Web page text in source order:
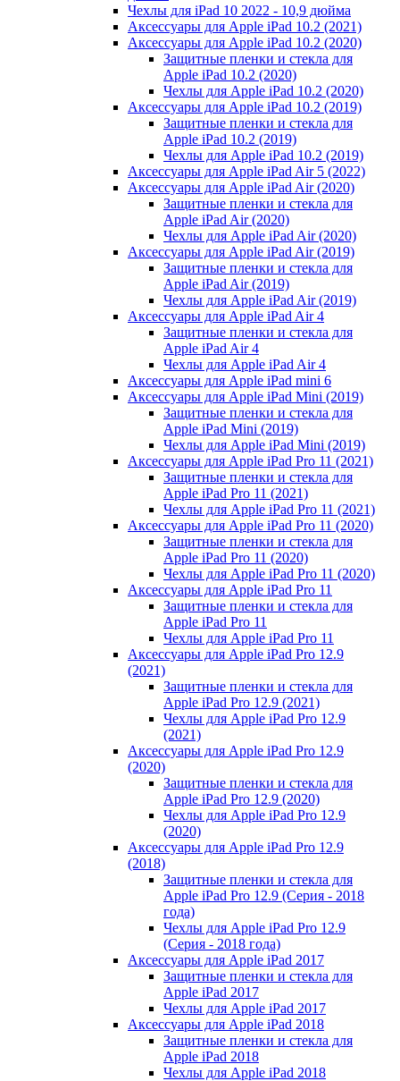
Чехлы для iPad 10 2022 - 10,9 дюйма
Аксессуары для Apple iPad 10.2 (2021)
Аксессуары для Apple iPad 10.2 (2020)
Защитные пленки и стекла для
Apple iPad 10.2 (2020)
Чехлы для Apple iPad 10.2 (2020)
Аксессуары для Apple iPad 10.2 (2019)
Защитные пленки и стекла для
Apple iPad 10.2 (2019)
Чехлы для Apple iPad 10.2 (2019)
Аксессуары для Apple iPad Air 5 (2022)
Аксессуары для Apple iPad Air (2020)
Защитные пленки и стекла для
Apple iPad Air (2020)
Чехлы для Apple iPad Air (2020)
Аксессуары для Apple iPad Air (2019)
Защитные пленки и стекла для
Apple iPad Air (2019)
Чехлы для Apple iPad Air (2019)
Аксессуары для Apple iPad Air 4
Защитные пленки и стекла для
Apple iPad Air 4
Чехлы для Apple iPad Air 4
Аксессуары для Apple iPad mini 6
Аксессуары для Apple iPad Mini (2019)
Защитные пленки и стекла для
Apple iPad Mini (2019)
Чехлы для Apple iPad Mini (2019)
Аксессуары для Apple iPad Pro 11 (2021)
Защитные пленки и стекла для
Apple iPad Pro 11 (2021)
Чехлы для Apple iPad Pro 11 (2021)
Аксессуары для Apple iPad Pro 11 (2020)
Защитные пленки и стекла для
Apple iPad Pro 11 (2020)
Чехлы для Apple iPad Pro 11 (2020)
Аксессуары для Apple iPad Pro 11
Защитные пленки и стекла для
Apple iPad Pro 11
Чехлы для Apple iPad Pro 11
Аксессуары для Apple iPad Pro 12.9
(2021)
Защитные пленки и стекла для
Apple iPad Pro 12.9 (2021)
Чехлы для Apple iPad Pro 12.9
(2021)
Аксессуары для Apple iPad Pro 12.9
(2020)
Защитные пленки и стекла для
Apple iPad Pro 12.9 (2020)
Чехлы для Apple iPad Pro 12.9
(2020)
Аксессуары для Apple iPad Pro 12.9
(2018)
Защитные пленки и стекла для
Apple iPad Pro 12.9 (Серия - 2018
года)
Чехлы для Apple iPad Pro 12.9
(Серия - 2018 года)
Аксессуары для Apple iPad 2017
Защитные пленки и стекла для
Apple iPad 2017
Чехлы для Apple iPad 2017
Аксессуары для Apple iPad 2018
Защитные пленки и стекла для
Apple iPad 2018
Чехлы для Apple iPad 2018